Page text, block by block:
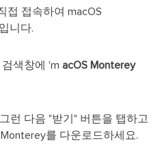
접 접속하여 macOS
니다.
검색창에 'macOS Monterey
런 다음 "받기" 버튼을 탭하고
를 다운로드하세요.